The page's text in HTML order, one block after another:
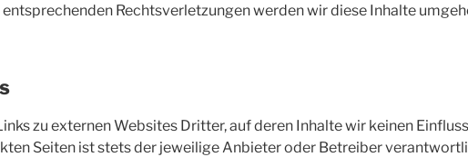
Rechtsverletzungen werden wir diese Inhalte
zu externen Websites Dritter, auf deren Inhalte wir keinen
Seiten ist stets der jeweilige Anbieter oder Betreiber